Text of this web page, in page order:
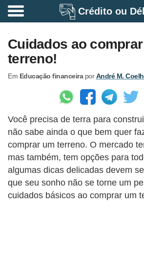
Crédito ou
Cuidados ao
terreno!
Em Educação financeiraporAndré M.
Você precisa de terra para
não sabe ainda o que bem quer
comprar um terreno. O mercado
mas também, tem opções para
algumas dicas delicadas devem
que seu sonho não se torne um
cuidados básicos ao comprar um
A
o
s
e
a
d
r
i
a